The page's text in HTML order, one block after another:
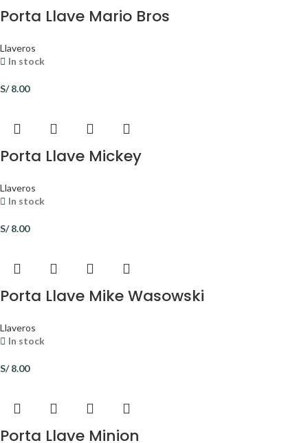
Porta Llave Mario Bros
Llaveros
In stock
S/8.00
Porta Llave Mickey
Llaveros
In stock
S/8.00
Porta Llave Mike Wasowski
Llaveros
In stock
S/8.00
Porta Llave Minion